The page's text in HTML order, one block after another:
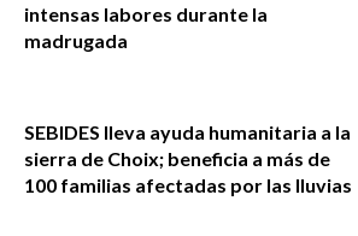
intensas labores durante la
madrugada
SEBIDES lleva ayuda humanitaria a la
sierra de Choix; beneficia a más de
100 familias afectadas por las lluvias